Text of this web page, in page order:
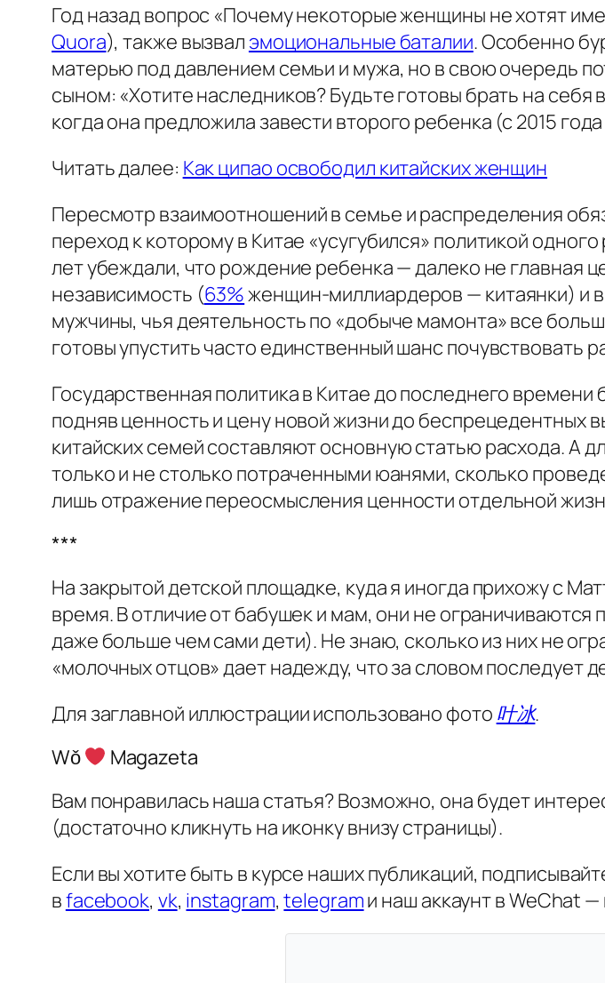
Год назад вопрос «Почему некоторые женщины не хотят
Quora), также вызвал эмоциональные баталии. Особенно
матерью под давлением семьи и мужа, но в свою очередь
сыном: «Хотите наследников? Будьте готовы брать на
когда она предложила завести второго ребенка (с 2015
Читать далее: Как ципао освободил китайских женщин
Пересмотр взаимоотношений в семье и распределения
переход к которому в Китае «усугубился» политикой
лет убеждали, что рождение ребенка — далеко не главная
независимость (63%женщин-миллиардеров — китаянки) и
мужчины, чья деятельность по «добыче мамонта» все
готовы упустить часто единственный шанс почувствовать
Государственная политика в Китае до последнего
подняв ценность и цену новой жизни до беспрецедентных
китайских семей составляют основную статью расхода. А
только и не столько потраченными юанями, сколько
лишь отражение переосмысления ценности отдельной
***
На закрытой детской площадке, куда я иногда прихожу с
время. В отличие от бабушек и мам, они не
даже больше чем сами дети). Не знаю, сколько из них не
«молочных отцов» дает надежду, что за словом последует
Для заглавной иллюстрации использовано фото 叶冰.
Wǒ
Magazeta
Вам понравилась наша статья? Возможно, она будет
(достаточно кликнуть на иконку внизу страницы).
Если вы хотите быть в курсе наших публикаций,
вfacebook, vk, instagram,telegramи наш аккаунт в WeChat